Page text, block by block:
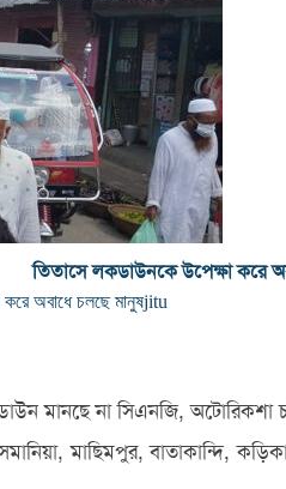
তিতাসে লকডাউনকে উপেক্ষা করে
অবাধে চলছে মানুষjitu
মানছে না সিএনজি, অটোরিকশা
মাছিমপুর, বাতাকান্দি,